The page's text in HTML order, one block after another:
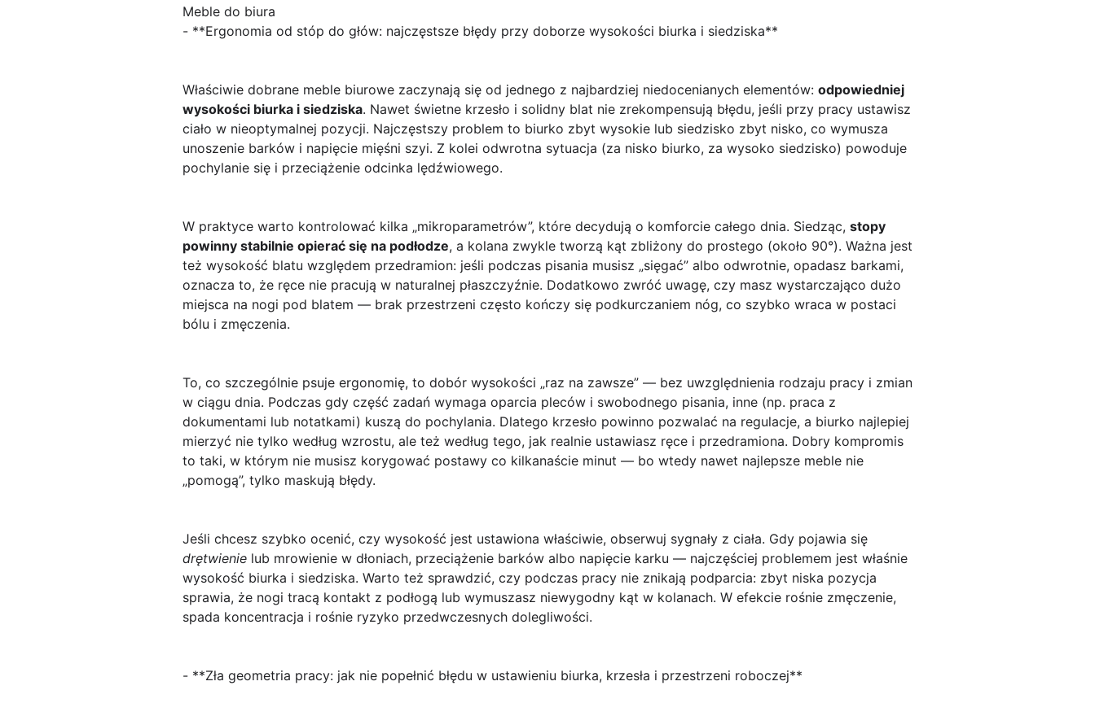
Meble do biura
- **Ergonomia od stóp do głów: najczęstsze błędy przy doborze wysokości biurka i siedziska**
Właściwie dobrane meble biurowe zaczynają się od jednego z najbardziej niedocenianych elementów: odpowiedniej
wysokości biurka i siedziska. Nawet świetne krzesło i solidny blat nie zrekompensują błędu, jeśli przy pracy ustawisz
ciało w nieoptymalnej pozycji. Najczęstszy problem to biurko zbyt wysokie lub siedzisko zbyt nisko, co wymusza
unoszenie barków i napięcie mięśni szyi. Z kolei odwrotna sytuacja (za nisko biurko, za wysoko siedzisko) powoduje
pochylanie się i przeciążenie odcinka lędźwiowego.
W praktyce warto kontrolować kilka „mikroparametrów”, które decydują o komforcie całego dnia. Siedząc, stopy
powinny stabilnie opierać się na podłodze, a kolana zwykle tworzą kąt zbliżony do prostego (około 90°). Ważna jest
też wysokość blatu względem przedramion: jeśli podczas pisania musisz „sięgać” albo odwrotnie, opadasz barkami,
oznacza to, że ręce nie pracują w naturalnej płaszczyźnie. Dodatkowo zwróć uwagę, czy masz wystarczająco dużo
miejsca na nogi pod blatem — brak przestrzeni często kończy się podkurczaniem nóg, co szybko wraca w postaci
bólu i zmęczenia.
To, co szczególnie psuje ergonomię, to dobór wysokości „raz na zawsze” — bez uwzględnienia rodzaju pracy i zmian
w ciągu dnia. Podczas gdy część zadań wymaga oparcia pleców i swobodnego pisania, inne (np. praca z
dokumentami lub notatkami) kuszą do pochylania. Dlatego krzesło powinno pozwalać na regulacje, a biurko najlepiej
mierzyć nie tylko według wzrostu, ale też według tego, jak realnie ustawiasz ręce i przedramiona. Dobry kompromis
to taki, w którym nie musisz korygować postawy co kilkanaście minut — bo wtedy nawet najlepsze meble nie
„pomogą”, tylko maskują błędy.
Jeśli chcesz szybko ocenić, czy wysokość jest ustawiona właściwie, obserwuj sygnały z ciała. Gdy pojawia się
drętwienie lub mrowienie w dłoniach, przeciążenie barków albo napięcie karku — najczęściej problemem jest właśnie
wysokość biurka i siedziska. Warto też sprawdzić, czy podczas pracy nie znikają podparcia: zbyt niska pozycja
sprawia, że nogi tracą kontakt z podłogą lub wymuszasz niewygodny kąt w kolanach. W efekcie rośnie zmęczenie,
spada koncentracja i rośnie ryzyko przedwczesnych dolegliwości.
- **Zła geometria pracy: jak nie popełnić błędu w ustawieniu biurka, krzesła i przestrzeni roboczej**